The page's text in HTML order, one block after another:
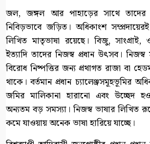
জল, জঙ্গল আর পাহাড়ের সাথে তাদের
নিবিড়ভাবে জড়িত। অধিকাংশ
লিখিত মাতৃভাষা রয়েছে। বিজু, সাংগ্রাই,
ইত্যাদি তাদের নিজস্ব প্রধান উৎসব।
বিরোধ নিষ্পত্তির জন্য প্রথাগত রাজা বা
থাকে। বর্তমান প্রধান চ্যালেঞ্জসমূহভূমির
জমির মালিকানা হারানো এবং উচ্ছেদ
অন্যতম বড় সমস্যা। নিজস্ব ভাষার লিখিত
কমে যাওয়ায় অনেক ভাষা হারিয়ে যাচ্ছে।